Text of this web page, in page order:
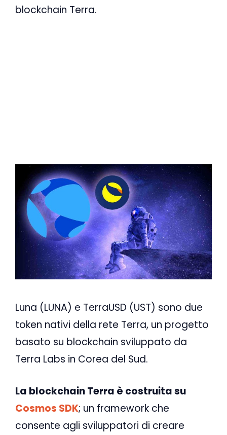
blockchain Terra.
Luna (LUNA) e TerraUSD (UST) sono due
token nativi della rete Terra, un progetto
basato su blockchain sviluppato da
Terra Labs in Corea del Sud.
La blockchain Terra è costruita su
Cosmos SDK; un framework che
consente agli sviluppatori di creare